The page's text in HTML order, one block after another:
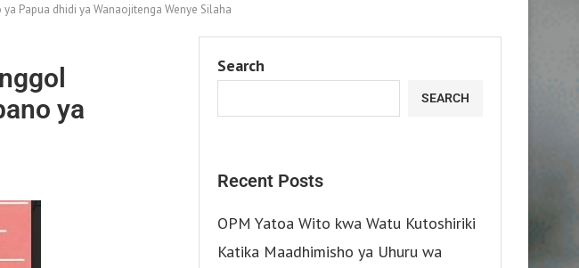
Papua dhidi ya Wanaojitenga Wenye Silaha
ya
Search
SEARCH
Recent Posts
OPM Yatoa Wito kwa Watu Kutoshiriki
Katika Maadhimisho ya Uhuru wa